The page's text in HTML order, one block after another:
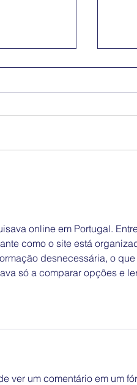
online em Portugal.
como o site está
desnecessária, o que
só a comparar opções e
ver um comentário em um